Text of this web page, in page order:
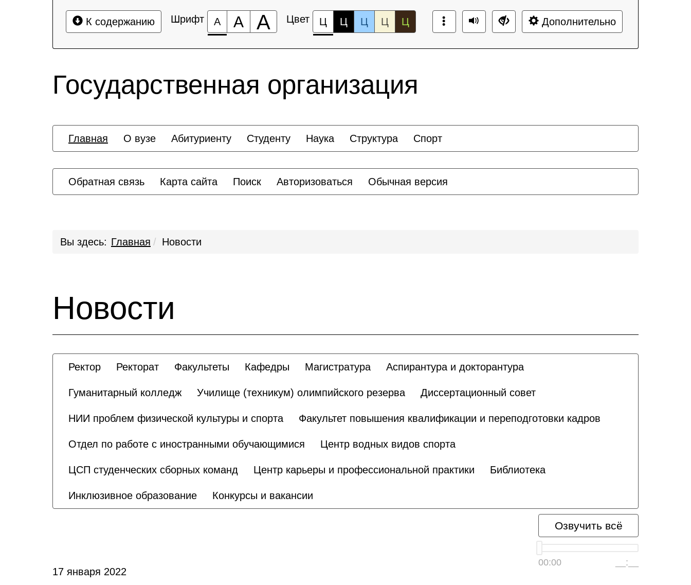
К содержанию Шрифт А А А Цвет Ц Ц Ц Ц Ц Дополнительно
Государственная организация
Главная О вузе Абитуриенту Студенту Наука Структура Спорт
Обратная связь Карта сайта Поиск Авторизоваться Обычная версия
Вы здесь: Главная Новости
Новости
Ректор Ректорат Факультеты Кафедры Магистратура Аспирантура и докторантура
Гуманитарный колледж Училище (техникум) олимпийского резерва Диссертационный совет
НИИ проблем физической культуры и спорта Факультет повышения квалификации и переподготовки кадров
Отдел по работе с иностранными обучающимися Центр водных видов спорта
ЦСП студенческих сборных команд Центр карьеры и профессиональной практики Библиотека
Инклюзивное образование Конкурсы и вакансии
Озвучить всё
00:00 __:__
17 января 2022